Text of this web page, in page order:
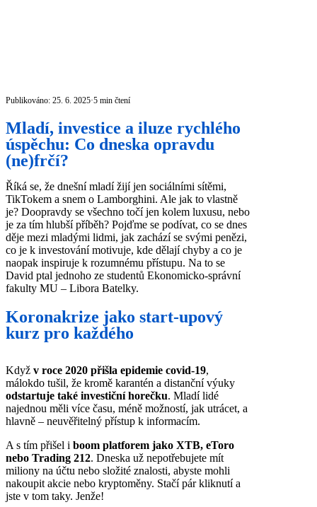
Publikováno: 25. 6. 2025·5 min čtení
Mladí, investice a iluze rychlého
úspěchu: Co dneska opravdu
(ne)frčí?
Říká se, že dnešní mladí žijí jen sociálními sítěmi,
TikTokem a snem o Lamborghini. Ale jak to vlastně
je? Doopravdy se všechno točí jen kolem luxusu, nebo
je za tím hlubší příběh? Pojďme se podívat, co se dnes
děje mezi mladými lidmi, jak zachází se svými penězi,
co je k investování motivuje, kde dělají chyby a co je
naopak inspiruje k rozumnému přístupu. Na to se
David ptal jednoho ze studentů Ekonomicko-správní
fakulty MU – Libora Batelky.
Koronakrize jako start-upový
kurz pro každého
Když v roce 2020 přišla epidemie covid-19,
málokdo tušil, že kromě karantén a distanční výuky
odstartuje také investiční horečku. Mladí lidé
najednou měli více času, méně možností, jak utrácet, a
hlavně – neuvěřitelný přístup k informacím.
A s tím přišel i boom platforem jako XTB, eToro
nebo Trading 212. Dneska už nepotřebujete mít
miliony na účtu nebo složité znalosti, abyste mohli
nakoupit akcie nebo kryptoměny. Stačí pár kliknutí a
jste v tom taky. Jenže!